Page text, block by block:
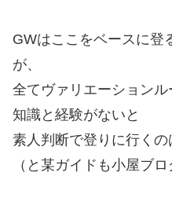
GWはここをベースに登
が、
全てヴァリエーション
知識と経験がないと
素人判断で登りに行くの
（と某ガイドも小屋ブ